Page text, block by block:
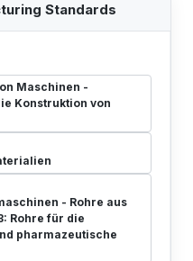
Standards
Maschinen -
Konstruktion von
- Rohre aus
Rohre für die
pharmazeutische